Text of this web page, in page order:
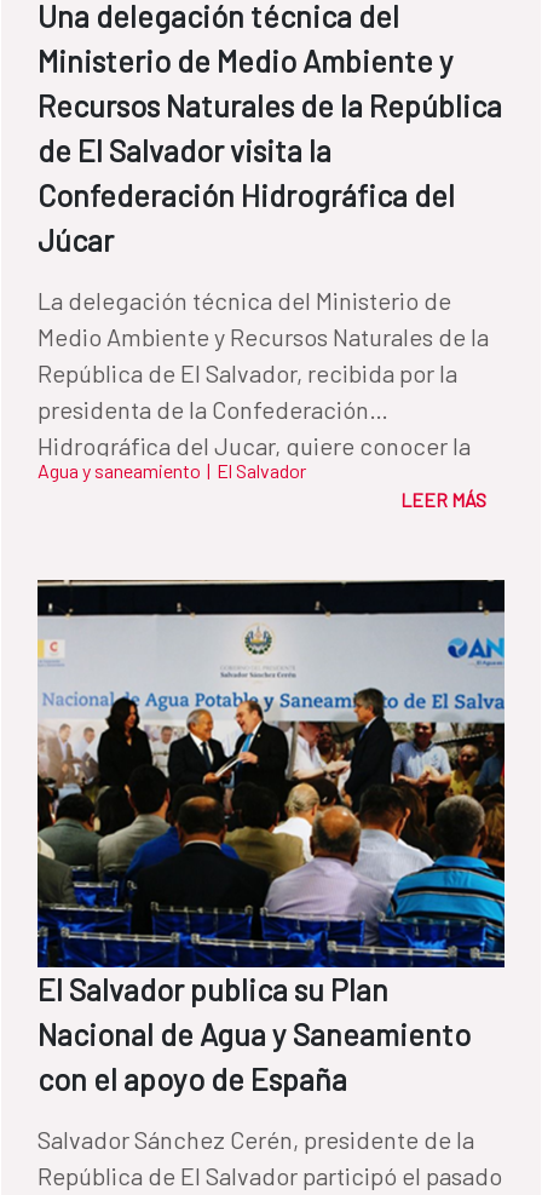
Una delegación técnica del
Ministerio de Medio Ambiente y
Recursos Naturales de la República
de El Salvador visita la
Confederación Hidrográfica del
Júcar
La delegación técnica del Ministerio de
Medio Ambiente y Recursos Naturales de la
República de El Salvador, recibida por la
presidenta de la Confederación
Hidrográfica del Jucar, quiere conocer la
gestión hídrica española
Agua y saneamiento | El Salvador
LEER MÁS
El Salvador publica su Plan
Nacional de Agua y Saneamiento
con el apoyo de España
Salvador Sánchez Cerén, presidente de la
República de El Salvador participó el pasado